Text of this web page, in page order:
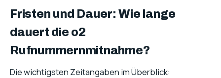
Fristen und Dauer: Wie lange
dauert die o2
Rufnummernmitnahme?
Die wichtigsten Zeitangaben im Überblick: